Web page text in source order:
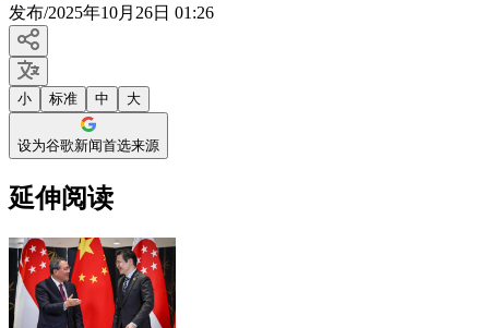
发布/2025年10月26日 01:26
小 标准 中 大
设为谷歌新闻首选来源
延伸阅读